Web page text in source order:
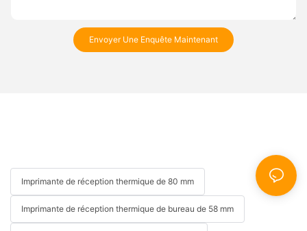
Envoyer Une Enquête Maintenant
Imprimante de réception thermique de 80 mm
Imprimante de réception thermique de bureau de 58 mm